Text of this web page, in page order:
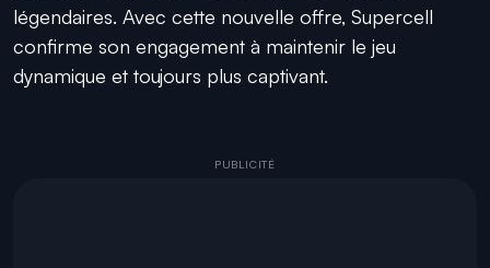
légendaires. Avec cette nouvelle offre, Supercell
confirme son engagement à maintenir le jeu
dynamique et toujours plus captivant.